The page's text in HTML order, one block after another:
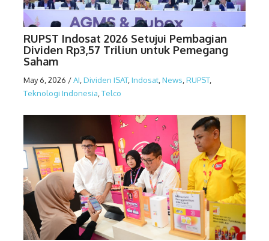
RUPST Indosat 2026 Setujui Pembagian
Dividen Rp3,57 Triliun untuk Pemegang
Saham
May 6, 2026 /AI Dividen ISAT, Indosat News RUPST,
Teknologi Indonesia Telco